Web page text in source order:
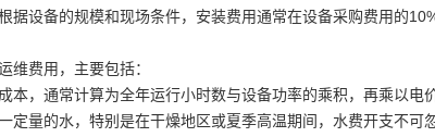
据设备的规模和现场条件，安装费用通常在设备采购费用的
维费用，主要包括：
本，通常计算为全年运行小时数与设备功率的乘积，再乘以电
定量的水，特别是在干燥地区或夏季高温期间，水费开支不可忽